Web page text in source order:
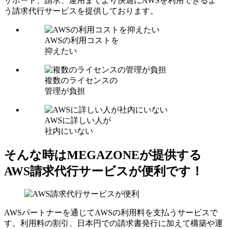
う請求代行サービスを提供しております。
AWSの利用コストを
抑えたい
複数のライセンスの
管理が負担
AWSに詳しい人が
社内にいない
そんな時はMEGAZONEが提供する
AWS請求代行サービスが便利です！
AWSパートナーを通じてAWSの利用料を支払うサービスで
す。利用料の割引、日本円での請求書発行に加えて構築や運